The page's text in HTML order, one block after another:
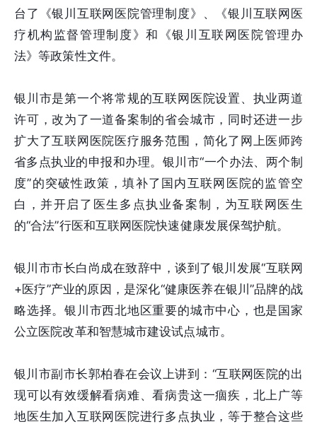
台了《银川互联网医院管理制度》、《银川互联网医
疗机构监督管理制度》和《银川互联网医院管理办
法》等政策性文件。
银川市是第一个将常规的互联网医院设置、执业两道
许可，改为了一道备案制的省会城市，同时还进一步
扩大了互联网医院医疗服务范围，简化了网上医师跨
省多点执业的申报和办理。银川市“一个办法、两个制
度”的突破性政策，填补了国内互联网医院的监管空
白，并开启了医生多点执业备案制，为互联网医生
的“合法”行医和互联网医院快速健康发展保驾护航。
银川市市长白尚成在致辞中，谈到了银川发展“互联网
+医疗”产业的原因，是深化“健康医养在银川”品牌的战
略选择。银川市西北地区重要的城市中心，也是国家
公立医院改革和智慧城市建设试点城市。
银川市副市长郭柏春在会议上讲到：“互联网医院的出
现可以有效缓解看病难、看病贵这一痼疾，北上广等
地医生加入互联网医院进行多点执业，等于整合这些